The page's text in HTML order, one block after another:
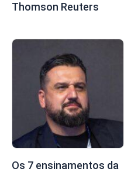
Thomson Reuters
Os 7 ensinamentos da